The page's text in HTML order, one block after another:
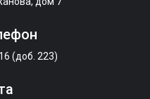
(доб. 223)